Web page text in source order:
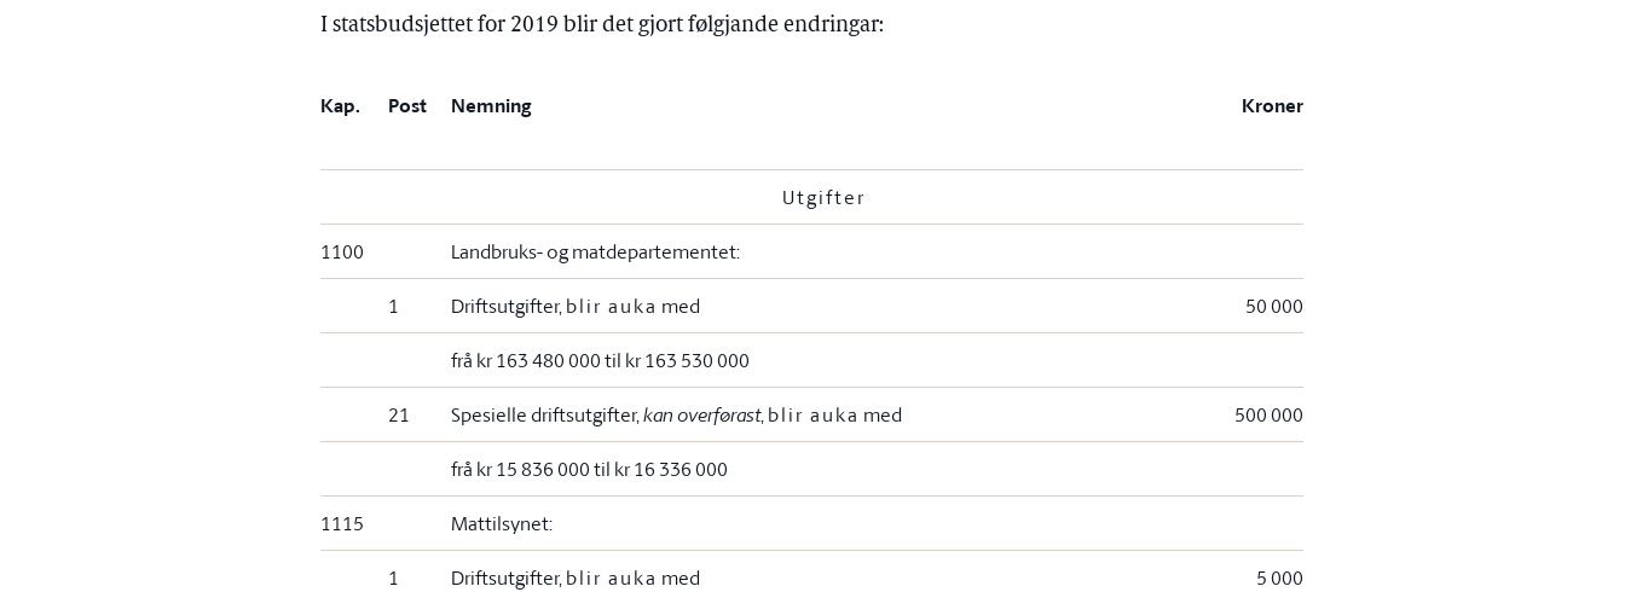
I statsbudsjettet for 2019 blir det gjort følgjande endringar:
Kap. Post Nemning Kroner
Utgifter
1100 Landbruks- og matdepartementet:
1 Driftsutgifter,blir auka med 50 000
frå kr 163 480 000 til kr 163 530 000
21 Spesielle driftsutgifter,kan overførast,blir auka med 500 000
frå kr 15 836 000 til kr 16 336 000
1115 Mattilsynet:
1 Driftsutgifter,blir auka med
5 000